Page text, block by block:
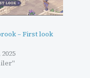
– First look